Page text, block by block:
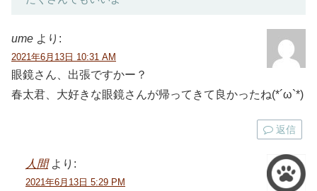
ume より:
2021年6月13日 10:31 AM
眼鏡さん、出張ですかー？
春太君、大好きな眼鏡さんが帰ってきて良かったね(*´ω`*)
返信
人間 より:
2021年6月13日 5:29 PM